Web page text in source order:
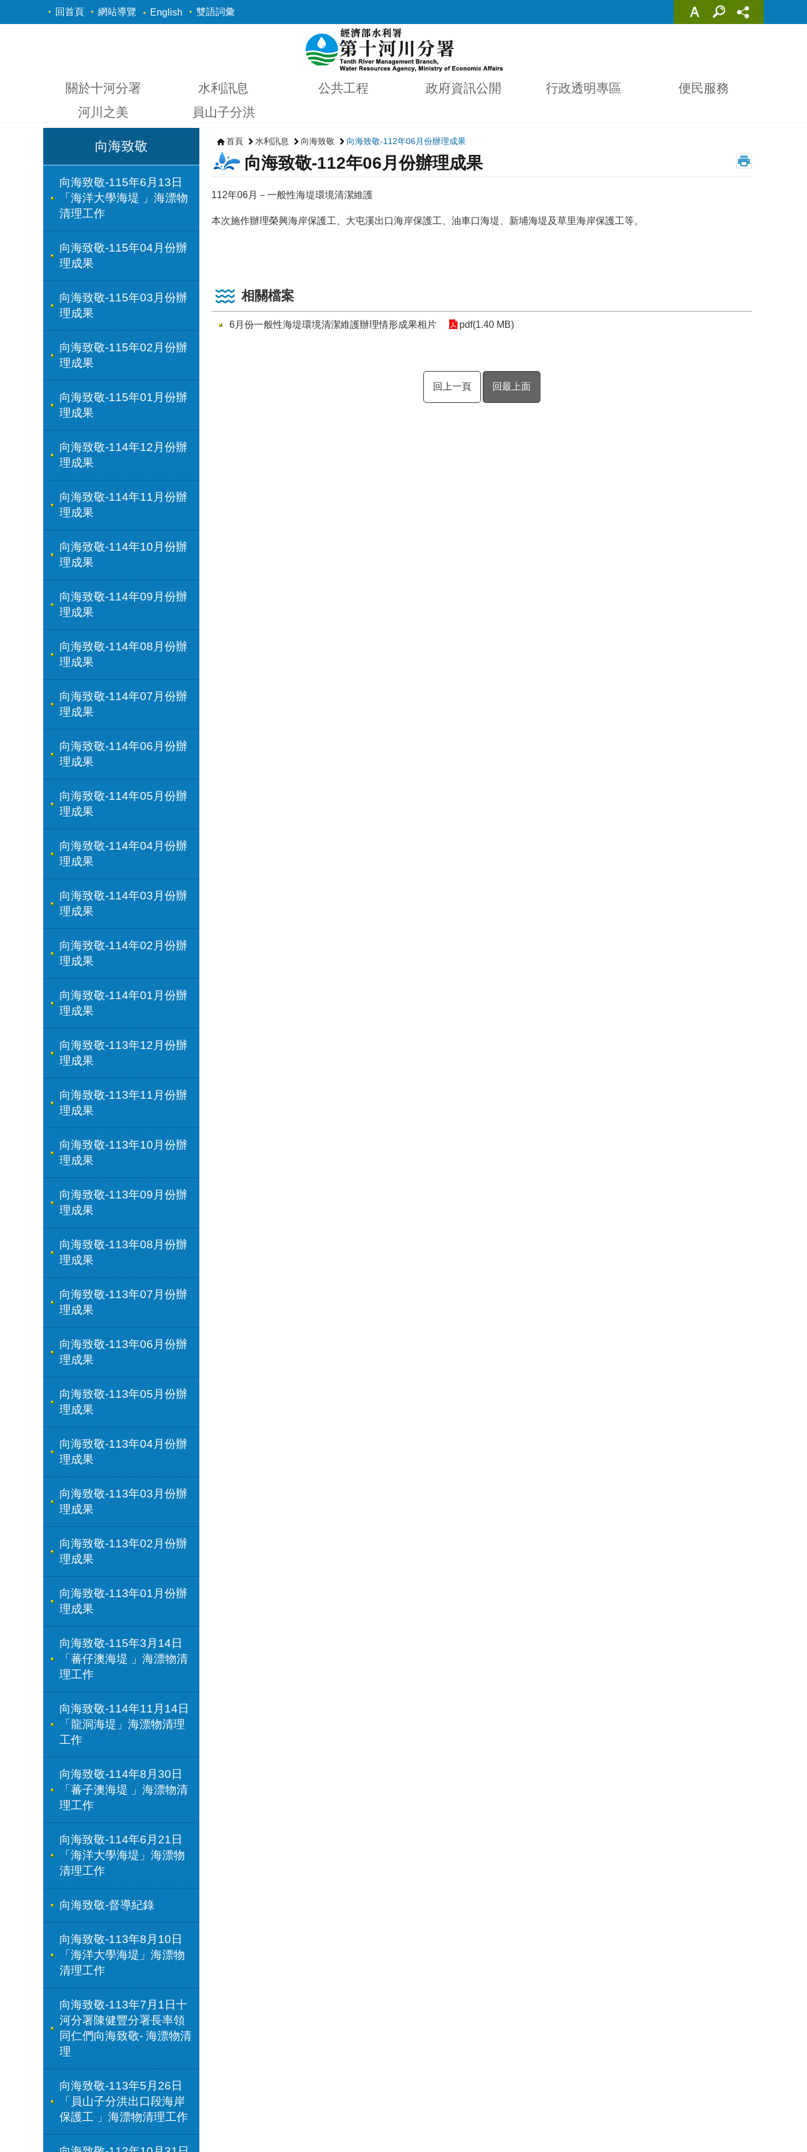
跳到主要內容區塊
回首頁 網站導覽 English 雙語詞彙
關於十河分署 水利訊息 公共工程 政府資訊公開 行政透明專區
便民服務
河川之美
員山子分洪
向海致敬
向海致敬-115年6月13日
「海洋大學海堤 」海漂物
清理工作
向海致敬-115年04月份辦
理成果
向海致敬-115年03月份辦
理成果
向海致敬-115年02月份辦
理成果
向海致敬-115年01月份辦
理成果
向海致敬-114年12月份辦
理成果
向海致敬-114年11月份辦
理成果
向海致敬-114年10月份辦
理成果
向海致敬-114年09月份辦
理成果
向海致敬-114年08月份辦
理成果
向海致敬-114年07月份辦
理成果
向海致敬-114年06月份辦
理成果
向海致敬-114年05月份辦
理成果
向海致敬-114年04月份辦
理成果
向海致敬-114年03月份辦
理成果
向海致敬-114年02月份辦
理成果
向海致敬-114年01月份辦
理成果
向海致敬-113年12月份辦
理成果
向海致敬-113年11月份辦
理成果
向海致敬-113年10月份辦
理成果
向海致敬-113年09月份辦
理成果
向海致敬-113年08月份辦
理成果
向海致敬-113年07月份辦
理成果
向海致敬-113年06月份辦
理成果
向海致敬-113年05月份辦
理成果
向海致敬-113年04月份辦
理成果
向海致敬-113年03月份辦
理成果
向海致敬-113年02月份辦
理成果
向海致敬-113年01月份辦
理成果
向海致敬-115年3月14日
「蕃仔澳海堤 」海漂物清
理工作
向海致敬-114年11月14日
「龍洞海堤」海漂物清理
工作
向海致敬-114年8月30日
「蕃子澳海堤 」海漂物清
理工作
向海致敬-114年6月21日
「海洋大學海堤」海漂物
清理工作
向海致敬-督導紀錄
向海致敬-113年8月10日
「海洋大學海堤」海漂物
清理工作
向海致敬-113年7月1日十
河分署陳健豐分署長率領
同仁們向海致敬- 海漂物清
理
向海致敬-113年5月26日
「員山子分洪出口段海岸
保護工 」海漂物清理工作
首頁 水利訊息 向海致敬 向海致敬-112年06月份辦理成果
向海致敬-112年06月份辦理成果
112年06月－一般性海堤環境清潔維護
本次施作辦理榮興海岸保護工、大屯溪出口海岸保護工、油車口海堤、新埔海堤及草里海岸保護工等。
相關檔案
6月份一般性海堤環境清潔維護辦理情形成果相片 pdf(1.40 MB)
回上一頁 回最上面